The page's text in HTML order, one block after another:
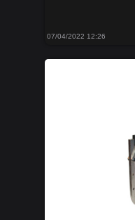
07/04/2022 12:26